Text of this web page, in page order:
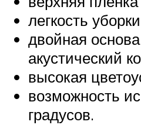
легкость
двойная
акустический
высокая
возможность
градусов.